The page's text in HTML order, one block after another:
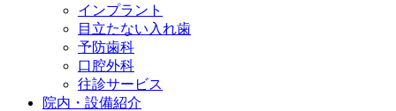
インプラント
目立たない入れ歯
予防歯科
口腔外科
往診サービス
院内・設備紹介